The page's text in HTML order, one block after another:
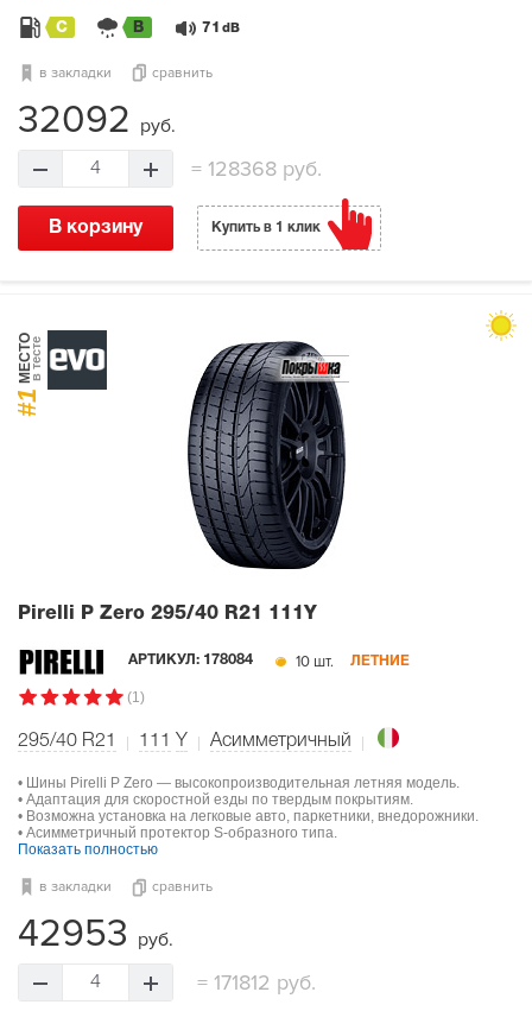
C B 71 dB
в закладки сравнить
32092 руб.
4 =128368 руб.
В корзину Купить в 1 клик
#1
МЕСТОв тесте
Pirelli P Zero 295/40 R21 111Y
АРТИКУЛ: 178084 10 шт. ЛЕТНИЕ
(1)
295/40 R21 111 Y Асимметричный
• Шины Pirelli P Zero — высокопроизводительная летняя модель.
• Адаптация для скоростной езды по твердым покрытиям.
• Возможна установка на легковые авто, паркетники, внедорожники.
• Асимметричный протектор S-образного типа.
Показать полностью
в закладки сравнить
42953 руб.
4 =171812 руб.